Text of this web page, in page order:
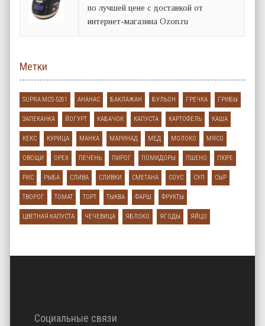
по лучшей цене с доставкой от
интернет-магазина Ozon.ru
Метки
SUPRA MCS-5201 АНАНАС БАКЛАЖАН БУЛЬОН ГРЕЧКА ГРИБЫ
ЗАПЕКАНКА ЙОГУРТ КАБАЧОК КАПУСТА КАРТОФЕЛЬ КАША
КЕКС КУРИЦА МАНКА МАРИНАД МЕД МОЛОКО МЯСО
ОВОЩИ ОРЕХ ПЕЧЕНЬ ПИРОГ ПОМИДОРЫ ПШЕНО ПЮРЕ
РИС РЫБА СЛИВА СЛИВКИ СМЕТАНА СОУС СУП СЫР
ТВОРОГ ТОМАТ ТОРТ ТЫКВА ФАРШ ФРУКТЫ
ЦВЕТНАЯ КАПУСТА ЧЕЧЕВИЦА ЯБЛОКО ЯГОДЫ ЯЙЦО
Социальные связи